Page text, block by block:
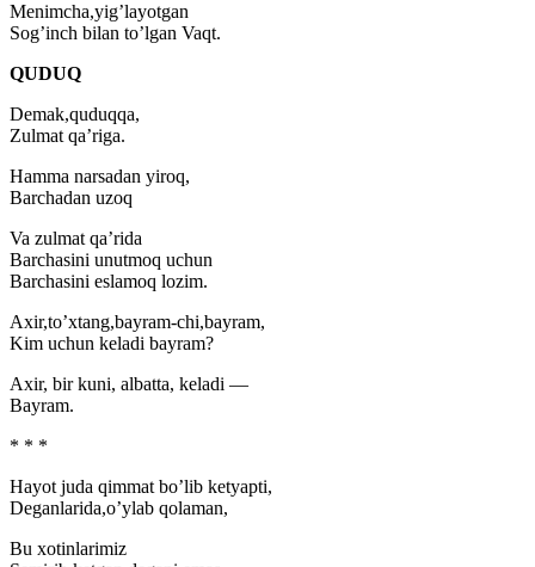
Menimcha,yig’layotgan
Sog’inch bilan to’lgan Vaqt.
QUDUQ
Demak,quduqqa,
Zulmat qa’riga.
Hamma narsadan yiroq,
Barchadan uzoq
Va zulmat qa’rida
Barchasini unutmoq uchun
Barchasini eslamoq lozim.
Axir,to’xtang,bayram-chi,bayram,
Kim uchun keladi bayram?
Axir, bir kuni, albatta, keladi —
Bayram.
* * *
Hayot juda qimmat bo’lib ketyapti,
Deganlarida,o’ylab qolaman,
Bu xotinlarimiz